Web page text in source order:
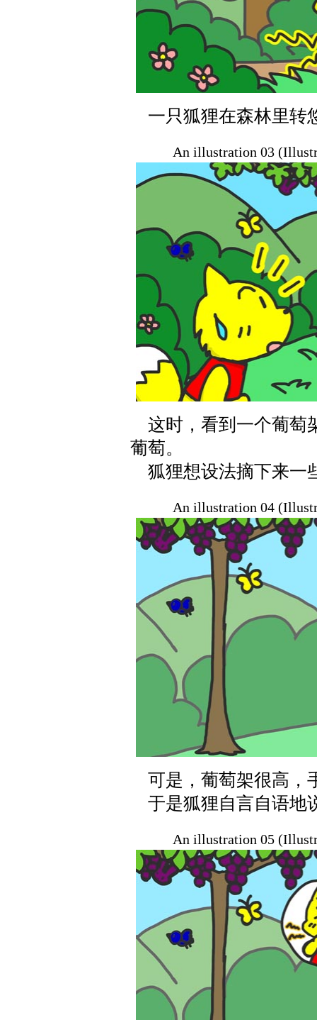
一只狐狸在森林里转
An illustration 03
这时，看到一个葡萄
葡萄。
狐狸想设法摘下来一
An illustration 04
可是，葡萄架很高，
于是狐狸自言自语地
An illustration 05